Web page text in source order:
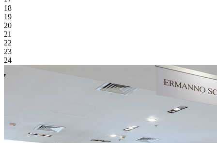
18
19
20
21
22
23
24